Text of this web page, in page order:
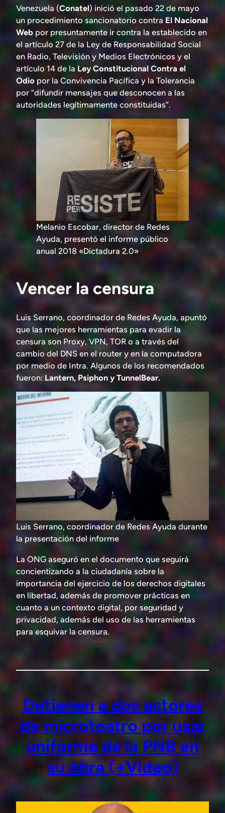
Venezuela (Conatel) inició el pasado 22 de mayo
un procedimiento sancionatorio contraEl Nacional
Web por presuntamente ir contra la establecido en
el artículo 27 de la Ley de Responsabilidad Social
en Radio, Televisión y Medios Electrónicos y el
artículo 14 de la Ley Constitucional Contra el
Odio por la Convivencia Pacífica y la Tolerancia
por “difundir mensajes que desconocen a las
autoridades legítimamente constituidas”.
Melanio Escobar, director de Redes
Ayuda, presentó el informe público
anual 2018 «Dictadura 2.0»
Vencer la censura
Luis Serrano, coordinador de Redes Ayuda, apuntó
que las mejores herramientas para evadir la
censura son Proxy, VPN, TOR o a través del
cambio del DNS en el router y en la computadora
por medio de Intra. Algunos de los recomendados
fueron: Lantern, Psiphon y TunnelBear.
Luis Serrano, coordinador de Redes Ayuda durante
la presentación del informe
La ONG aseguró en el documento que seguirá
concientizando a la ciudadanía sobre la
importancia del ejercicio de los derechos digitales
en libertad, además de promover prácticas en
cuanto a un contexto digital, por seguridad y
privacidad, además del uso de las herramientas
para esquivar la censura.
Detienen a dos actores
de microteatro por usar
uniforme de la PNB en
su obra (+Video)